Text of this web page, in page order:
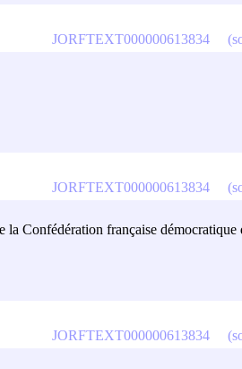
JORFTEXT000000613834
la Confédération française
JORFTEXT000000613834
JORFTEXT000000613834